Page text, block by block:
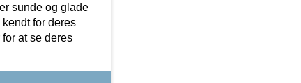
sunde og glade
for deres
at se deres